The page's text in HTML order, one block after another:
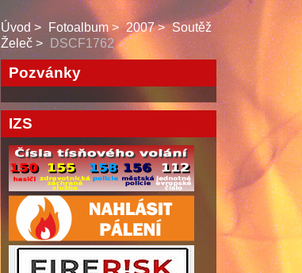
Úvod Fotoalbum 2007
Soutěž
Želeč
DSCF1762
Pozvánky
IZS